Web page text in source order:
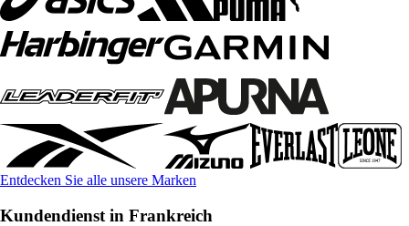
Entdecken Sie alle unsere Marken
Kundendienst in Frankreich